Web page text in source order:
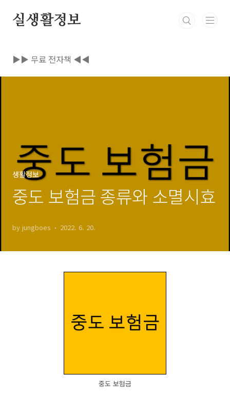
실생활정보
▶▶ 무료 전자책 ◀◀
생활정보
중도 보험금 종류와 소멸시효
by jungboes 2022. 6. 20.
중도 보험금